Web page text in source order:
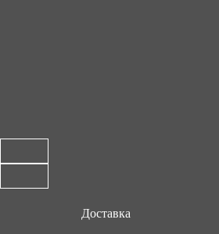
Доставка